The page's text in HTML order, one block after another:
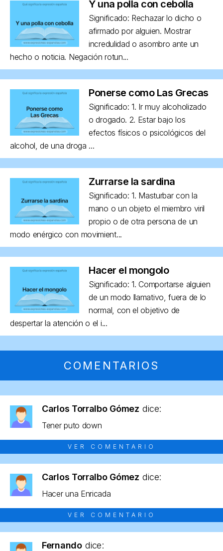
Y una polla con cebolla
Significado: Rechazar lo dicho o
afirmado por alguien. Mostrar
incredulidad o asombro ante un
hecho o noticia. Negación rotun...
Ponerse como Las Grecas
Significado: 1. Ir muy alcoholizado
o drogado. 2. Estar bajo los
efectos físicos o psicológicos del
alcohol, de una droga ...
Zurrarse la sardina
Significado: 1. Masturbar con la
mano o un objeto el miembro viril
propio o de otra persona de un
modo enérgico con movimient...
Hacer el mongolo
Significado: 1. Comportarse alguien
de un modo llamativo, fuera de lo
normal, con el objetivo de
despertar la atención o el i...
COMENTARIOS
Carlos Torralbo Gómez dice:
Tener puto down
VER COMENTARIO
Carlos Torralbo Gómez dice:
Hacer una Enricada
VER COMENTARIO
Fernando dice: